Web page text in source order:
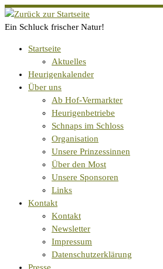
Zum
Inhalt
Ein Schluck frischer Natur!
Startseite
Aktuelles
Heurigenkalender
Über uns
Ab Hof-Vermarkter
Heurigenbetriebe
Schnaps im Schloss
Organisation
Unsere Prinzessinnen
Über den Most
Unsere Sponsoren
Links
Kontakt
Kontakt
Newsletter
Impressum
Datenschutzerklärung
Presse